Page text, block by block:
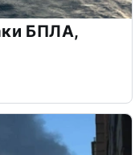
БПЛА,